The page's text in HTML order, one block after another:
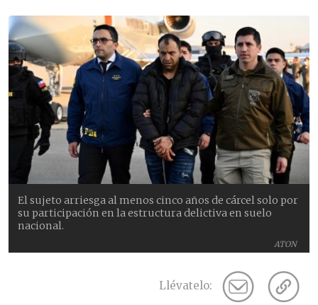
ATON
El sujeto arriesga al menos cinco años de cárcel solo por
su participación en la estructura delictiva en suelo
nacional.
Llévatelo: